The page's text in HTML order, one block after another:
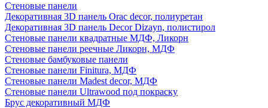
Стеновые панели
Декоративная 3D панель Orac decor, полиуретан
Декоративная 3D панель Decor Dizayn, полистирол
Стеновые панели квадратные МДФ, Ликорн
Стеновые панели реечные Ликорн, МДФ
Стеновые бамбуковые панели
Стеновые панели Finitura, МДФ
Стеновые панели Madest decor, МДФ
Стеновые панели Ultrawood под покраску
Брус декоративный МДФ